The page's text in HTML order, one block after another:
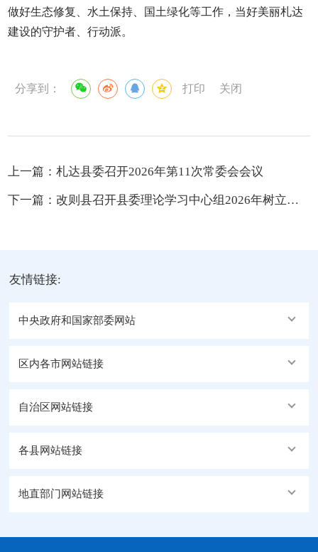
做好生态修复、水土保持、国土绿化等工作，当好美丽札达
建设的守护者、行动派。
分享到： 打印 关闭
上一篇：札达县委召开2026年第11次常委会会议
下一篇： 改则县召开县委理论学习中心组2026年树立和践行正确政绩观学习教育第二次专题研讨会
友情链接:
中央政府和国家部委网站
区内各市网站链接
自治区网站链接
各县网站链接
地直部门网站链接